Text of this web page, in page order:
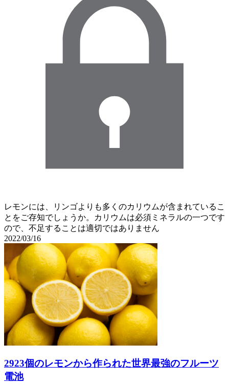
レモンには、リンゴよりも多くのカリウムが含まれているこ
とをご存知でしょうか。カリウムは必須ミネラルの一つです
ので、不足することは適切ではありません
2022/03/16
2923個のレモンから作られた世界最強のフルーツ
電池